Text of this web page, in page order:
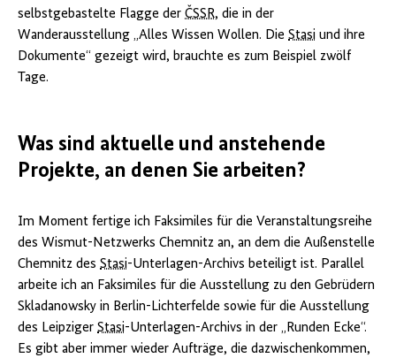
selbstgebastelte Flagge der ČSSR, die in der
Wanderausstellung „Alles Wissen Wollen. Die Stasi und ihre
Dokumente“ gezeigt wird, brauchte es zum Beispiel zwölf
Tage.
Was sind aktuelle und anstehende
Projekte, an denen Sie arbeiten?
Im Moment fertige ich Faksimiles für die Veranstaltungsreihe
des Wismut-Netzwerks Chemnitz an, an dem die Außenstelle
Chemnitz des Stasi-Unterlagen-Archivs beteiligt ist. Parallel
arbeite ich an Faksimiles für die Ausstellung zu den Gebrüdern
Skladanowsky in Berlin-Lichterfelde sowie für die Ausstellung
des Leipziger Stasi-Unterlagen-Archivs in der „Runden Ecke“.
Es gibt aber immer wieder Aufträge, die dazwischenkommen,